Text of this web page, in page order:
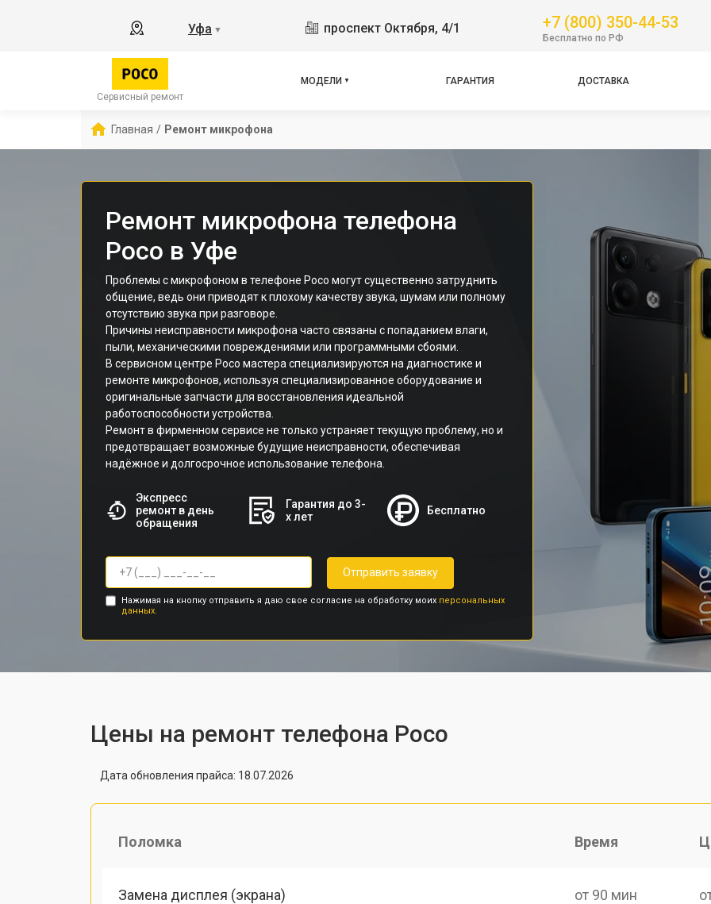
Уфа ▼ проспект Октября, 4/1 +7 (800) 350-44-53
Бесплатно по РФ
Сервисный ремонт
МОДЕЛИ
X2
X3 NFC
ГАРАНТИЯ ДОСТАВКА
Главная / Ремонт микрофона
Ремонт микрофона телефона
Poco в Уфе
Проблемы с микрофоном в телефоне Poco могут существенно затруднить
общение, ведь они приводят к плохому качеству звука, шумам или полному
отсутствию звука при разговоре.
Причины неисправности микрофона часто связаны с попаданием влаги,
пыли, механическими повреждениями или программными сбоями.
В сервисном центре Poco мастера специализируются на диагностике и
ремонте микрофонов, используя специализированное оборудование и
оригинальные запчасти для восстановления идеальной
работоспособности устройства.
Ремонт в фирменном сервисе не только устраняет текущую проблему, но и
предотвращает возможные будущие неисправности, обеспечивая
надёжное и долгосрочное использование телефона.
Экспресс
ремонт в день
обращения
Гарантия до 3-
х лет
Бесплатно
Отправить заявку
Нажимая на кнопку отправить я даю свое согласие на обработку моих персональных
данных.
Цены на ремонт телефона Poco
Дата обновления прайса: 18.07.2026
Поломка Время
Замена дисплея (экрана) от 90 мин